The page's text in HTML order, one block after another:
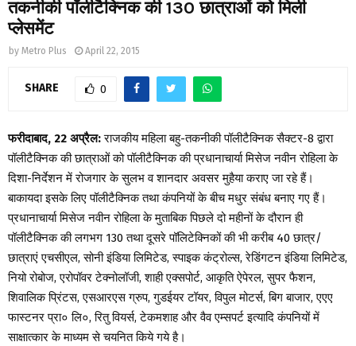
तकनीकी पॉलीटैक्निक की 130 छात्राओं को मिली
प्लेसमेंट
by Metro Plus April 22, 2015
SHARE 0
फरीदाबाद, 22 अप्रैल:राजकीय महिला बहु-तकनीकी पॉलीटैक्निक सैक्टर-8 द्वारा
पॉलीटैक्निक की छात्राओं को पॉलीटैक्निक की प्रधानाचार्या मिसेज नवीन रोहिला के
दिशा-निर्देशन में रोजगार के सुलभ व शानदार अवसर मुहैया कराए जा रहे हैं।
बाकायदा इसके लिए पॉलीटैक्निक तथा कंपनियों के बीच मधुर संबंध बनाए गए हैं।
प्रधानाचार्या मिसेज नवीन रोहिला के मुताबिक पिछले दो महीनों के दौरान ही
पॉलीटैक्निक की लगभग 130 तथा दूसरे पॉलिटेक्निकों की भी करीब 40 छात्र/
छात्राएं एचसीएल, सोनी इंडिया लिमिटेड, स्पाइक कंट्रोल्स, रेडिंगटन इंडिया लिमिटेड,
नियो रोबोज, एरोपॉवर टेक्नोलॉजी, शाही एक्सपोर्ट, आकृति ऐपेरल, सुपर फैशन,
शिवालिक प्रिंटस, एसआरएस ग्रुप, गुडईयर टॉयर, विपुल मोटर्स, बिग बाजार, एएए
फास्टनर प्रा० लि०, रितु वियर्स, टेकमशाह और वैव एम्सपर्ट इत्यादि कंपनियों में
साक्षात्कार के माध्यम से चयनित किये गये है।